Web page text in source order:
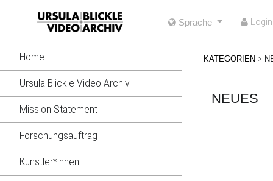
content
Sprache Login
Home
Ursula Blickle Video Archiv
Mission Statement
Forschungsauftrag
Künstler*innen
KATEGORIEN
NEUES